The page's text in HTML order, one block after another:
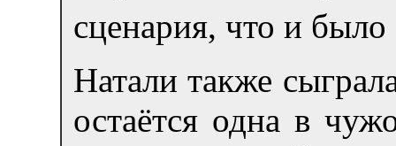
сценария, что и
Натали также
остаётся одна в